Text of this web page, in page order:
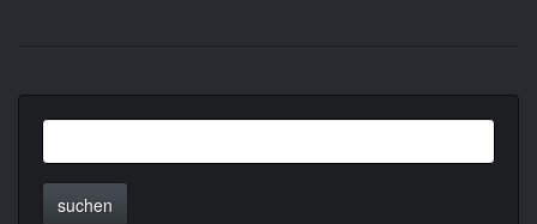
suchen